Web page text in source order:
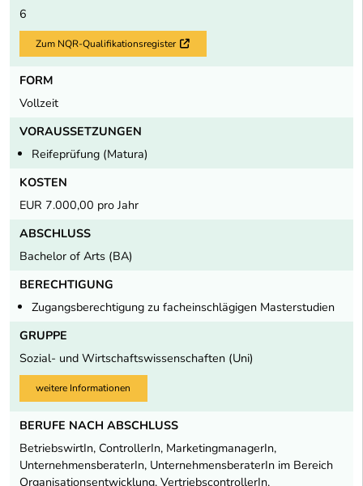
6
Zum NQR-Qualifikationsregister Externer Link
FORM
Vollzeit
VORAUSSETZUNGEN
Reifeprüfung (Matura)
KOSTEN
EUR 7.000,00 pro Jahr
ABSCHLUSS
Bachelor of Arts (BA)
BERECHTIGUNG
Zugangsberechtigung zu facheinschlägigen Masterstudien
GRUPPE
Sozial- und Wirtschaftswissenschaften (Uni)
weitere Informationen
BERUFE NACH ABSCHLUSS
BetriebswirtIn, ControllerIn, MarketingmanagerIn,
UnternehmensberaterIn, UnternehmensberaterIn im Bereich
Organisationsentwicklung, VertriebscontrollerIn,